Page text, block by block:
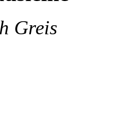
Greis